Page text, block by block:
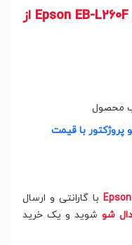
مزایای خرید پروژکتور اپسون Epson EB-L260F از
محصول
پروژکتور با قیمت
با گارانتی و ارسال
شو شوید و یک خرید